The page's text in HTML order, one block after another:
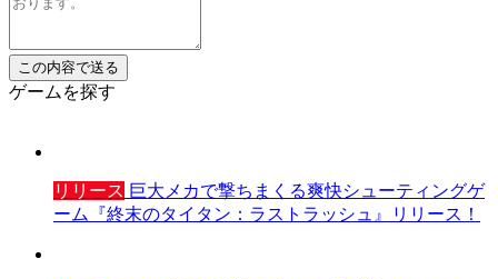
ゲームを探す
リリース 巨大メカで撃ちまくる爽快シューティングゲ
ーム『終末のタイタン：ラストラッシュ』リリース！